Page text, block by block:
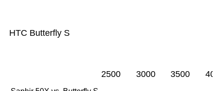
HTC Butterfly S
2500 3000 3500